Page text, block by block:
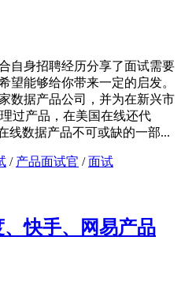
自身招聘经历分享了面试需要
望能够给你带来一定的启发。
数据产品公司，并为在新兴市
过产品，在美国在线还代
线数据产品不可或缺的一部...
/ 产品面试官 /面试
快手、网易产品